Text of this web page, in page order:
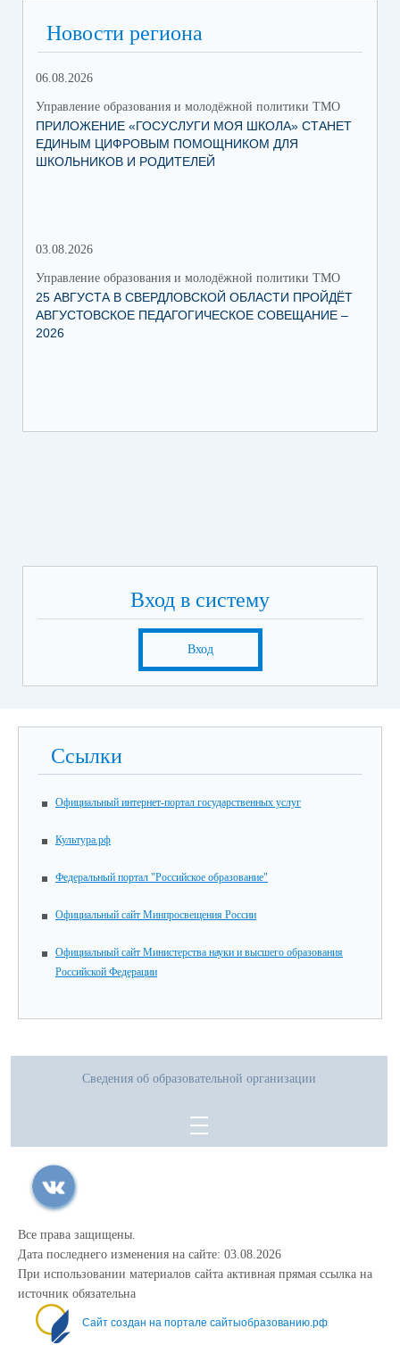
Новости региона
06.08.2026
Управление образования и молодёжной политики ТМО
ПРИЛОЖЕНИЕ «ГОСУСЛУГИ МОЯ ШКОЛА» СТАНЕТ
ЕДИНЫМ ЦИФРОВЫМ ПОМОЩНИКОМ ДЛЯ
ШКОЛЬНИКОВ И РОДИТЕЛЕЙ
03.08.2026
Управление образования и молодёжной политики ТМО
25 АВГУСТА В СВЕРДЛОВСКОЙ ОБЛАСТИ ПРОЙДЁТ
АВГУСТОВСКОЕ ПЕДАГОГИЧЕСКОЕ СОВЕЩАНИЕ –
2026
Вход в систему
Вход
Ссылки
Официальный интернет-портал государственных услуг
Культура.рф
Федеральный портал "Российское образование"
Официальный сайт Минпросвещения России
Официальный сайт Министерства науки и высшего образования
Российской Федерации
Сведения об образовательной организации
Все права защищены.
Дата последнего изменения на сайте: 03.08.2026
При использовании материалов сайта активная прямая ссылка на
источник обязательна
Сайт создан на портале сайтыобразованию.рф